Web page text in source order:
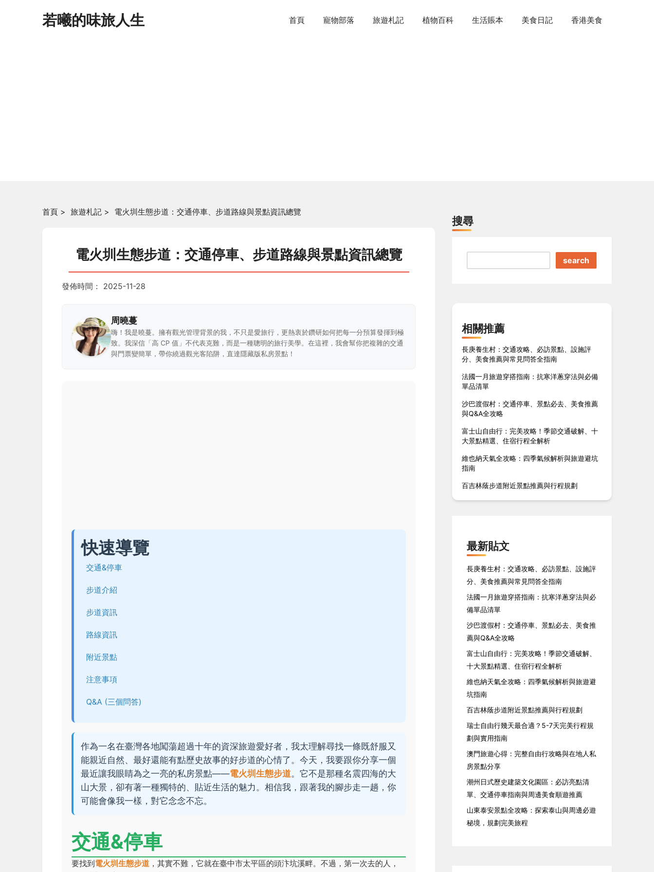
若曦的味旅人生 首頁 寵物部落 旅遊札記 植物百科 生活賬本 美食日記 香港美食
首頁 > 旅遊札記 > 電火圳生態步道：交通停車、步道路線與景點資訊總覽
電火圳生態步道：交通停車、步道路線與景點資訊總覽
發佈時間： 2025-11-28
周曉蔓
嗨！我是曉蔓。擁有觀光管理背景的我，不只是愛旅行，更熱衷於鑽研如何把每一分預算發揮到極
致。我深信「高 CP 值」不代表克難，而是一種聰明的旅行美學。在這裡，我會幫你把複雜的交通
與門票變簡單，帶你繞過觀光客陷阱，直達隱藏版私房景點！
快速導覽
交通&停車
步道介紹
步道資訊
路線資訊
附近景點
注意事項
Q&A (三個問答)
作為一名在臺灣各地闖蕩超過十年的資深旅遊愛好者，我太理解尋找一條既舒服又
能親近自然、最好還能有點歷史故事的好步道的心情了。今天，我要跟你分享一個
最近讓我眼睛為之一亮的私房景點——電火圳生態步道。它不是那種名震四海的大
山大景，卻有著一種獨特的、貼近生活的魅力。相信我，跟著我的腳步走一趟，你
可能會像我一樣，對它念念不忘。
交通&停車
要找到電火圳生態步道 ，其實不難，它就在臺中市太平區的頭汴坑溪畔。不過，第一次去的人，
搜尋
search
相關推薦
長庚養生村：交通攻略、必訪景點、設施評
分、美食推薦與常見問答全指南
法國一月旅遊穿搭指南：抗寒洋蔥穿法與必備
單品清單
沙巴渡假村：交通停車、景點必去、美食推薦
與Q&A全攻略
富士山自由行：完美攻略！季節交通破解、十
大景點精選、住宿行程全解析
維也納天氣全攻略：四季氣候解析與旅遊避坑
指南
百吉林蔭步道附近景點推薦與行程規劃
最新貼文
長庚養生村：交通攻略、必訪景點、設施評
分、美食推薦與常見問答全指南
法國一月旅遊穿搭指南：抗寒洋蔥穿法與必
備單品清單
沙巴渡假村：交通停車、景點必去、美食推
薦與Q&A全攻略
富士山自由行：完美攻略！季節交通破解、
十大景點精選、住宿行程全解析
維也納天氣全攻略：四季氣候解析與旅遊避
坑指南
百吉林蔭步道附近景點推薦與行程規劃
瑞士自由行幾天最合適？5-7天完美行程規
劃與實用指南
澳門旅遊心得：完整自由行攻略與在地人私
房景點分享
潮州日式歷史建築文化園區：必訪亮點清
單、交通停車指南與周邊美食順遊推薦
山東泰安景點全攻略：探索泰山與周邊必遊
秘境，規劃完美旅程